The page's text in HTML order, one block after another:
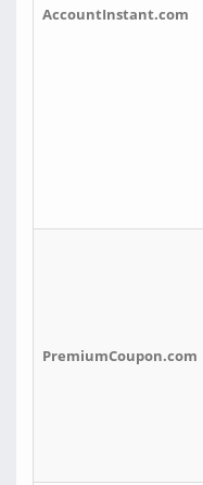
AccountInstant.com
PremiumCoupon.com